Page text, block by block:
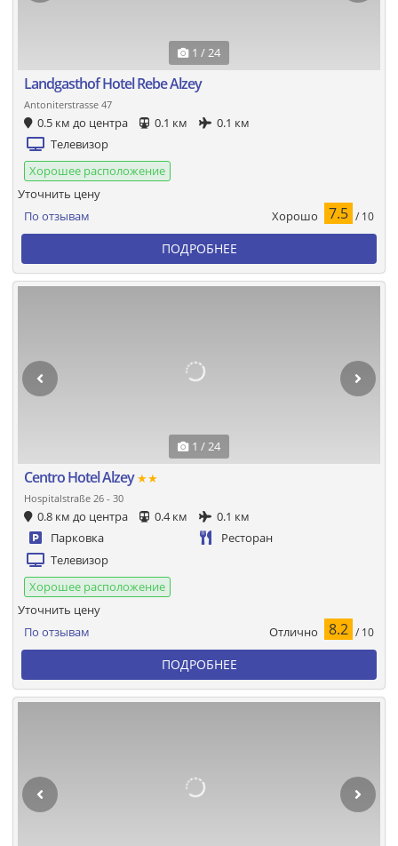
1 / 24
Landgasthof Hotel Rebe Alzey
Antoniterstrasse 47
0.5 км до центра 0.1 км
0.1 км
Телевизор
Хорошее расположение
По отзывам Хорошо 7.5 / 10
Уточнить цену
ПОДРОБНЕЕ
1 / 24
Centro Hotel Alzey★★
Hospitalstraße 26 - 30
0.8 км до центра 0.4 км
0.1 км
Парковка
Ресторан
Телевизор
Хорошее расположение
По отзывам Отлично 8.2 / 10
Уточнить цену
ПОДРОБНЕЕ